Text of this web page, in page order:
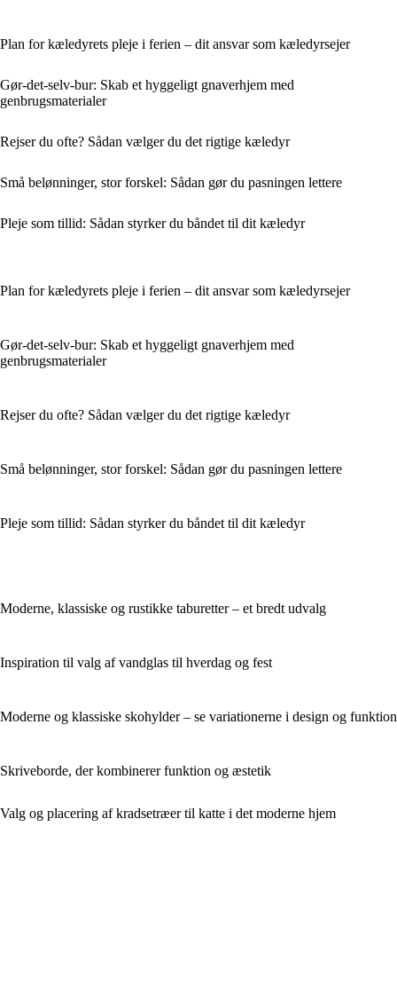
Plan for kæledyrets pleje i ferien – dit ansvar som kæledyrsejer
Gør-det-selv-bur: Skab et hyggeligt gnaverhjem med
genbrugsmaterialer
Rejser du ofte? Sådan vælger du det rigtige kæledyr
Små belønninger, stor forskel: Sådan gør du pasningen lettere
Pleje som tillid: Sådan styrker du båndet til dit kæledyr
Plan for kæledyrets pleje i ferien – dit ansvar som kæledyrsejer
Gør-det-selv-bur: Skab et hyggeligt gnaverhjem med
genbrugsmaterialer
Rejser du ofte? Sådan vælger du det rigtige kæledyr
Små belønninger, stor forskel: Sådan gør du pasningen lettere
Pleje som tillid: Sådan styrker du båndet til dit kæledyr
Moderne, klassiske og rustikke taburetter – et bredt udvalg
Inspiration til valg af vandglas til hverdag og fest
Moderne og klassiske skohylder – se variationerne i design og funktion
Skriveborde, der kombinerer funktion og æstetik
Valg og placering af kradsetræer til katte i det moderne hjem